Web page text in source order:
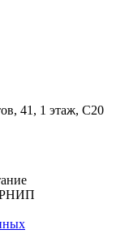
41, 1 этаж, С20